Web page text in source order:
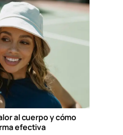
al cuerpo y cómo
efectiva